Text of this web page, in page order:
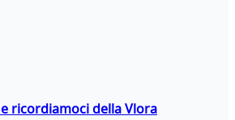
ricordiamoci della Vlora